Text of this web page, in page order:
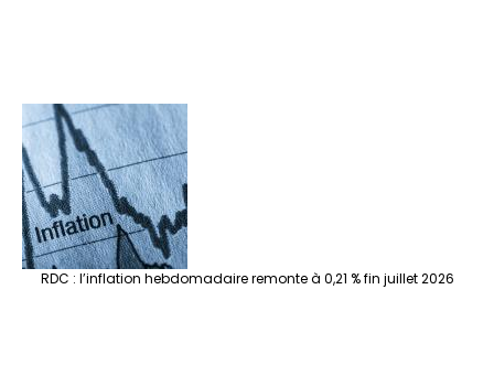
RDC : l’inflation hebdomadaire remonte à 0,21 % fin juillet 2026